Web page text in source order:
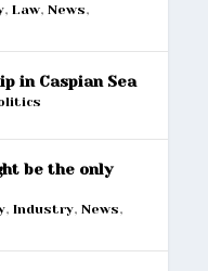
,Law,News,
in Caspian Sea
be the only
,Industry,News,